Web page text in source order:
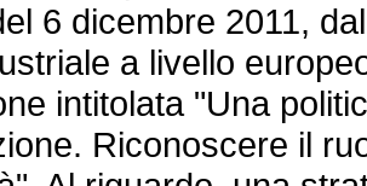
6 dicembre 2011,
a livello
intitolata "Una
Riconoscere il